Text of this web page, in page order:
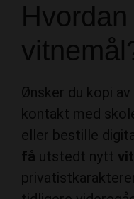
Ønsker du kopi av
kontakt med
eller bestille
få utstedt nytt